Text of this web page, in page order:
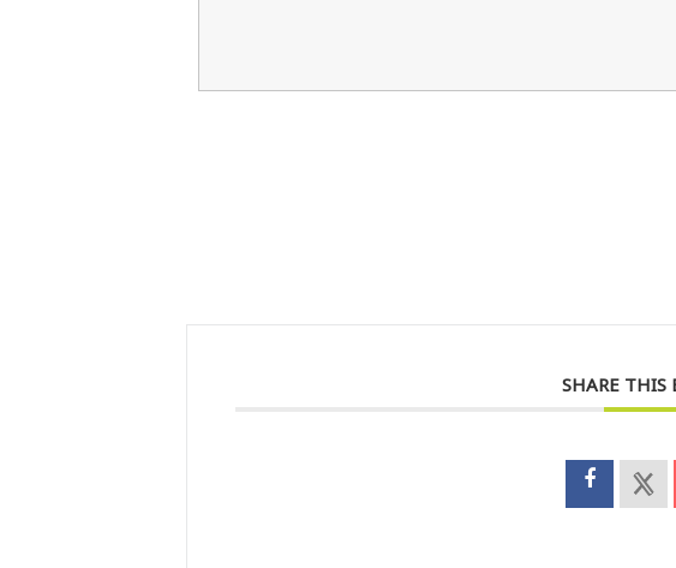
SHARE THIS